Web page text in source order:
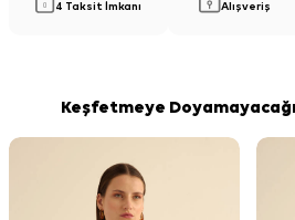
4 Taksit İmkanı
Alışveriş
Keşfetmeye